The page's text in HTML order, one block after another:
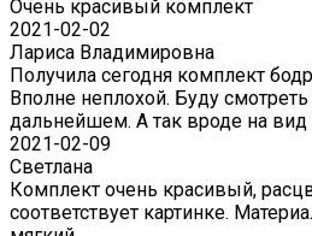
Очень красивый комплект
2021-02-02
Лариса Владимировна
Получила сегодня комплект
Вполне неплохой. Буду
дальнейшем. А так вроде на
2021-02-09
Светлана
Комплект очень красивый,
соответствует картинке.